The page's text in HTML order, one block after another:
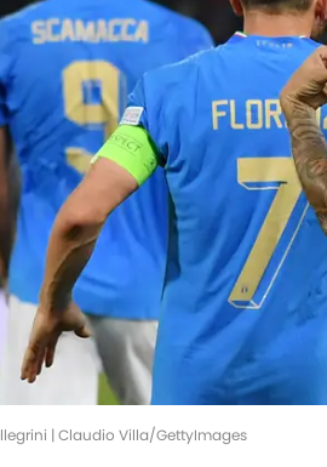
| Claudio Villa/GettyImages